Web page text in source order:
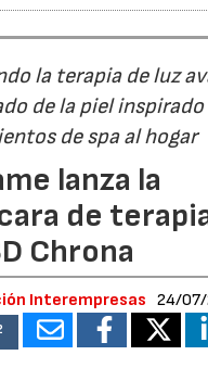
la terapia de luz
de la piel
de spa al hogar
lanza la
de
Chrona
Interempresas 24/